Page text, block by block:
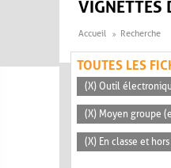
VIGNETTES
Accueil Recherche
TOUTES LES
(X) Outil
(X) Moyen groupe
(X) En classe et